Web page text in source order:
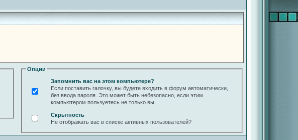
Опции
Запомнить вас на этом компьютере?
Если поставить галочку, вы будете входить в форум автоматически,
без ввода пароля. Это может быть небезопасно, если этим
компьютером пользуетесь не только вы.
Скрытность
Не отображать вас в списке активных пользователей?